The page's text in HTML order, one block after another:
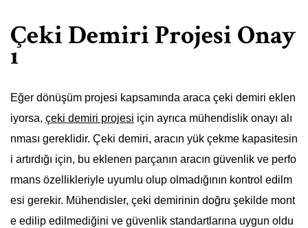
Çeki Demiri Projesi Onay
ı
Eğer dönüşüm projesi kapsamında araca çeki demiri eklen
iyorsa, çeki demiri projesi için ayrıca mühendislik onayı alı
nması gereklidir. Çeki demiri, aracın yük çekme kapasitesin
i artırdığı için, bu eklenen parçanın aracın güvenlik ve perfo
rmans özellikleriyle uyumlu olup olmadığının kontrol edilm
esi gerekir. Mühendisler, çeki demirinin doğru şekilde mont
e edilip edilmediğini ve güvenlik standartlarına uygun oldu